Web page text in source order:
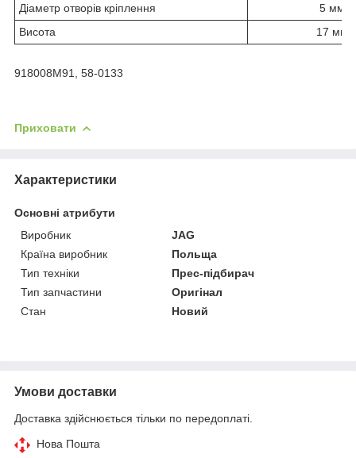
Діаметр отворів кріплення
5 мм
Висота
17 мм
918008M91, 58-0133
Приховати
Характеристики
Основні атрибути
Виробник
JAG
Країна виробник
Польща
Тип техніки
Прес-підбирач
Тип запчастини
Оригінал
Стан
Новий
Умови доставки
Доставка здійснюється тільки по передоплаті.
Нова Пошта